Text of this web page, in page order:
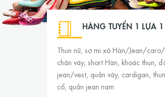
HÀNG TUYỂN 1 LỰA 1
Thun nữ, sơ mi xô Hàn/Jean/caro/
chân váy, short Hàn, khoác thun,
jean/vest, quần váy, cardigan,
cổ, quần jean nam